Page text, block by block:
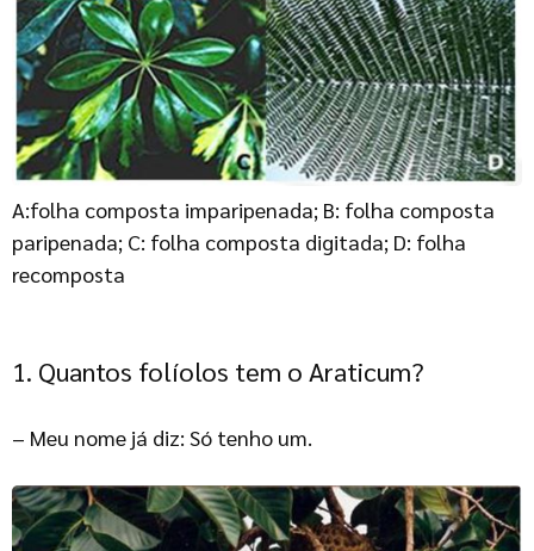
A:folha composta imparipenada; B: folha composta
paripenada; C: folha composta digitada; D: folha
recomposta
Quantos folíolos tem o Araticum?
– Meu nome já diz: Só tenho um.